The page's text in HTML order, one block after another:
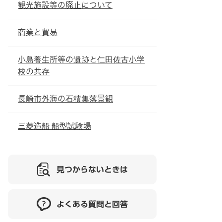
観光施設等の廃止について
商業と貿易
小島養生所等の遺跡と仁田佐古小学
校の共存
長崎市外海の石積集落景観
三菱造船 船型試験場
見つからないときは
よくある質問と回答